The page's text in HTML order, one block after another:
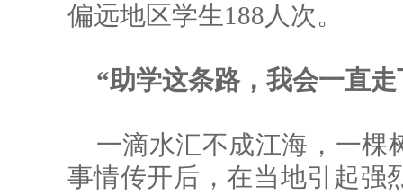
偏远地区学生188人次。
“助学这条路，我会一直走
一滴水汇不成江海，一棵
事情传开后，在当地引起强